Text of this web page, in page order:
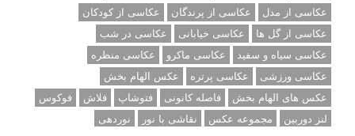
عکاسی از مدل
عکاسی از پرندگان
عکاسی از کودکان
عکاسی از گل ها
عکاسی خیابانی
عکاسی در شب
عکاسی سیاه و سفید
عکاسی ماکرو
عکاسی منظره
عکاسی ورزشی
عکاسی پرتره
عکس الهام بخش
عکس های الهام بخش
فاصله کانونی فتوشاپ فلاش
فوکوس
لنز دوربین
مجموعه عکس نقاشی با نور
نوردهی